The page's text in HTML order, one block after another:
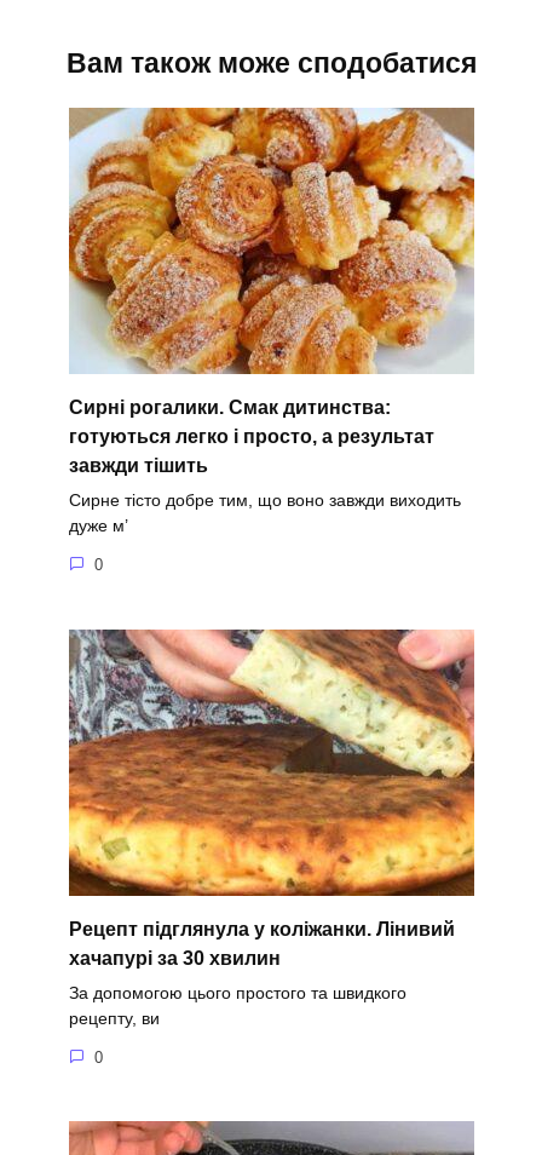
Вам також може сподобатися
Сирні рогалики. Смак дитинства:
готуються легко і просто, а результат
завжди тішить
Сирне тісто добре тим, що воно завжди виходить
дуже м’
0
Рецепт підглянула у коліжанки. Лінивий
хачапурі за 30 хвилин
За допомогою цього простого та швидкого
рецепту, ви
0